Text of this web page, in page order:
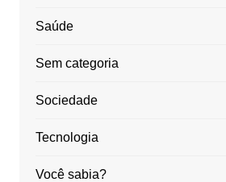
Saúde
Sem categoria
Sociedade
Tecnologia
Você sabia?